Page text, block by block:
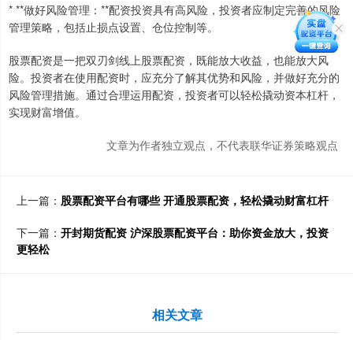
* **做好风险管理：**配资投资具有高风险，投资者应制定完善的风险
管理策略，包括止损点设置、仓位控制等。
股票配资是一把双刃剑线上股票配资，既能放大收益，也能放大风
险。投资者在使用配资时，应充分了解其优势和风险，并做好充分的
风险管理措施。通过合理运用配资，投资者可以轻松撬动资本杠杆，
实现财富增值。
文章为作者独立观点，不代表联华证券策略观点
上一篇： 股票配资平台有哪些 开通股票配资，轻松撬动财富杠杆
下一篇： 开封期货配资 沪深股票配资平台：助你资金放大，投资
更轻松
相关文章